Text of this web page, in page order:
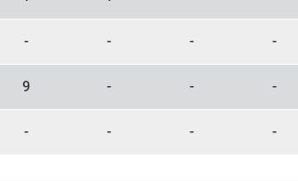
- - - -
9 - - -
- - - -